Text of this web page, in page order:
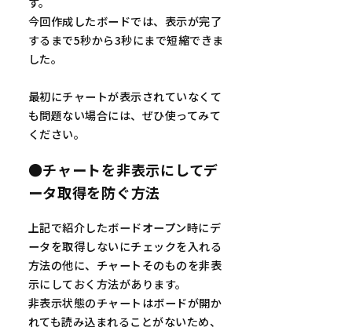
今回作成したボードでは、表示が完了
するまで5秒から3秒にまで短縮できま
した。
最初にチャートが表示されていなくて
も問題ない場合には、ぜひ使ってみて
ください。
●チャートを非表示にしてデ
ータ取得を防ぐ方法
上記で紹介したボードオープン時にデ
ータを取得しないにチェックを入れる
方法の他に、チャートそのものを非表
示にしておく方法があります。
非表示状態のチャートはボードが開か
れても読み込まれることがないため、